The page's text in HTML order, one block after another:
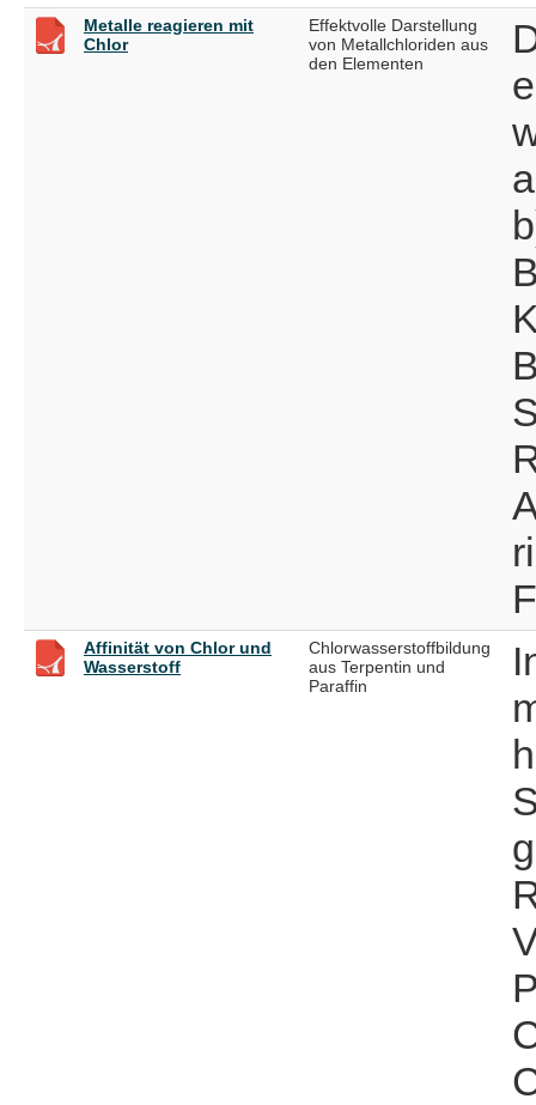
Metalle reagieren mit
Chlor
Effektvolle Darstellung
von Metallchloriden aus
den Elementen
Affinität von Chlor und
Wasserstoff
Chlorwasserstoffbildung
aus Terpentin und
Paraffin